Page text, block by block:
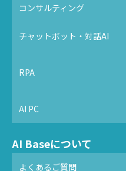
コンサルティング
チャットボット・対話AI
RPA
AI PC
AI Baseについて
よくあるご質問